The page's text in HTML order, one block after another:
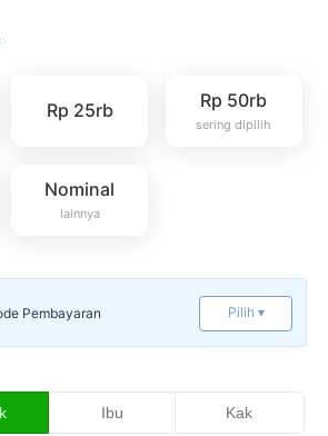
Rp 25rb Rp 50rb
sering dipilih
Nominal
lainnya
Pembayaran Pilih ▾
Ibu Kak